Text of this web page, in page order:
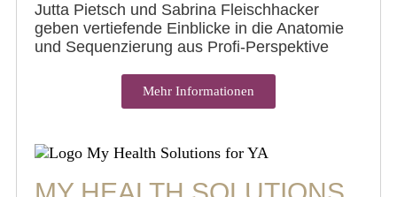
Jutta Pietsch und Sabrina Fleischhacker
geben vertiefende Einblicke in die Anatomie
und Sequenzierung aus Profi-Perspektive
Mehr Informationen